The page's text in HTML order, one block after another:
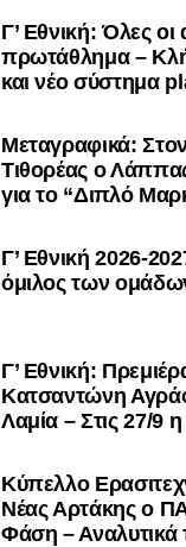
Γ’ Εθνική: Όλες
πρωτάθλημα –
και νέο σύστημα
Μεταγραφικά:
Τιθορέας ο
για το “Διπλό
Γ’ Εθνική 2026-
όμιλος των
Γ’ Εθνική:
Κατσαντώνη
Λαμία – Στις 27/9
Kύπελλο
Nέας Αρτάκης ο
Φάση – Αναλυτικά